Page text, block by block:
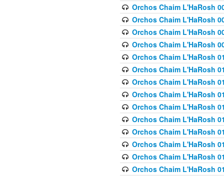
Orchos Chaim L'HaRosh
Orchos Chaim L'HaRosh
Orchos Chaim L'HaRosh
Orchos Chaim L'HaRosh
Orchos Chaim L'HaRosh
Orchos Chaim L'HaRosh
Orchos Chaim L'HaRosh
Orchos Chaim L'HaRosh
Orchos Chaim L'HaRosh
Orchos Chaim L'HaRosh
Orchos Chaim L'HaRosh
Orchos Chaim L'HaRosh
Orchos Chaim L'HaRosh
Orchos Chaim L'HaRosh